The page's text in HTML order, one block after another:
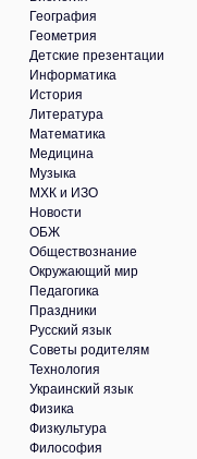
География
Геометрия
Детские презентации
Информатика
История
Литература
Математика
Медицина
Музыка
МХК и ИЗО
Новости
ОБЖ
Обществознание
Окружающий мир
Педагогика
Праздники
Русский язык
Советы родителям
Технология
Украинский язык
Физика
Физкультура
Философия